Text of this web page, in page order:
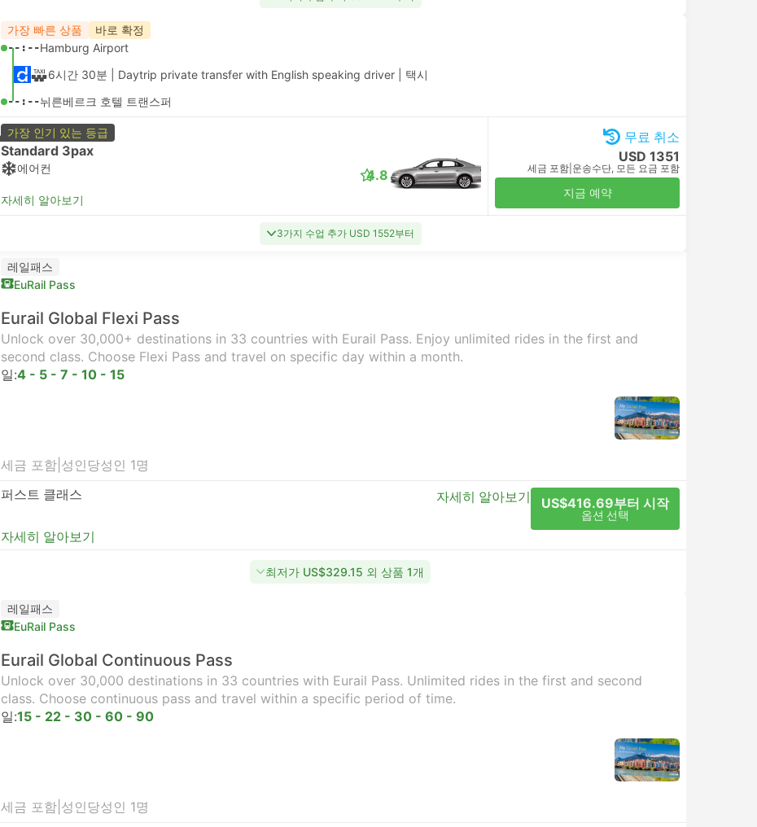
가장 빠른 상품 바로 확정
--:--Hamburg Airport
6시간 30분 | Daytrip private transfer with English speaking driver 택시
--:--뉘른베르크 호텔 트랜스퍼
가장 인기 있는 등급
Standard 3pax
에어컨
자세히 알아보기
4.8
무료 취소
USD 1351
세금 포함 운송수단, 모든 요금 포함
지금 예약
3가지 수업 추가 USD 1552부터
레일패스
EuRail Pass
Eurail Global Flexi Pass
Unlock over 30,000+ destinations in 33 countries with Eurail Pass. Enjoy unlimited rides in the first and
second class. Choose Flexi Pass and travel on specific day within a month.
일:4 - 5 - 7 - 10 - 15
세금 포함 성인당성인 1명
퍼스트 클래스
자세히 알아보기 US$416.69부터 시작
옵션 선택
자세히 알아보기
최저가 US$329.15 외 상품 1개
레일패스
EuRail Pass
Eurail Global Continuous Pass
Unlock over 30,000 destinations in 33 countries with Eurail Pass. Unlimited rides in the first and second
class. Choose continuous pass and travel within a specific period of time.
일:15 - 22 - 30 - 60 - 90
세금 포함 성인당성인 1명